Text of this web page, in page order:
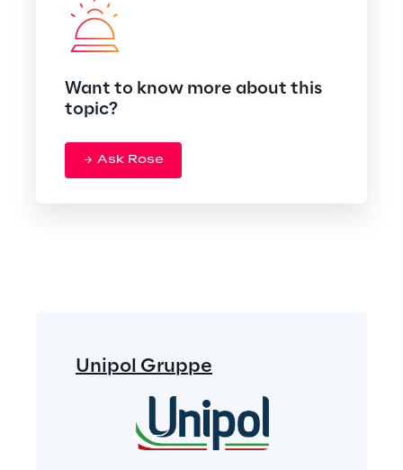
Want to know more about this
topic?
Ask Rose
Unipol Gruppe